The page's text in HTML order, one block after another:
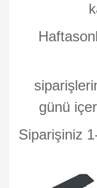
günü
Siparişiniz